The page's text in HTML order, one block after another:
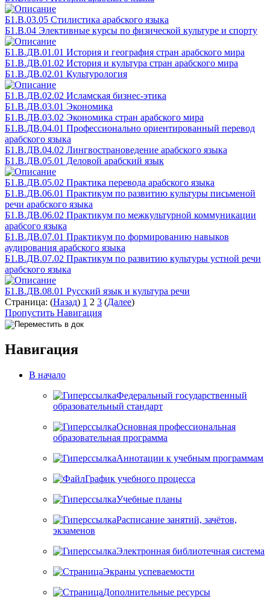
Б1.В.03.05 Стилистика арабского языка
Б1.В.04 Элективные курсы по физической культуре и спорту
Б1.В.ДВ.01.01 История и география стран арабского мира
Б1.В.ДВ.01.02 История и культура стран арабского мира
Б1.В.ДВ.02.01 Культурология
Б1.В.ДВ.02.02 Исламская бизнес-этика
Б1.В.ДВ.03.01 Экономика
Б1.В.ДВ.03.02 Экономика стран арабского мира
Б1.В.ДВ.04.01 Профессионально ориентированный перевод
арабского языка
Б1.В.ДВ.04.02 Лингвострановедение арабского языка
Б1.В.ДВ.05.01 Деловой арабский язык
Б1.В.ДВ.05.02 Практика перевода арабского языка
Б1.В.ДВ.06.01 Практикум по развитию культуры письменой
речи арабского языка
Б1.В.ДВ.06.02 Практикум по межкультурной коммуникации
арабсого языка
Б1.В.ДВ.07.01 Практикум по формированию навыков
аудирования арабского языка
Б1.В.ДВ.07.02 Практикум по развитию культуры устной речи
арабского языка
Б1.В.ДВ.08.01 Русский язык и культура речи
Страница: (Назад) 1 2 3 (Далее)
Пропустить Навигация
Навигация
В начало
Федеральный государственный
образовательный стандарт
Основная профессиональная
образовательная программа
Аннотации к учебным программам
График учебного процесса
Учебные планы
Расписание занятий, зачётов,
экзаменов
Электронная библиотечная система
Экраны успеваемости
Дополнительные ресурсы